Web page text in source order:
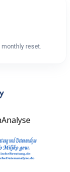
reset.